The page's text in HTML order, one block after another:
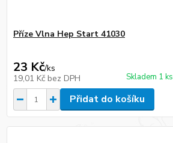
Příze Vlna Hep Start 41030
23 Kč/ks
19,01 Kč bez DPH Skladem 1 ks
Přidat do košíku